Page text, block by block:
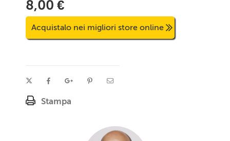
8,00 €
Acquistalo nei migliori store online
Stampa